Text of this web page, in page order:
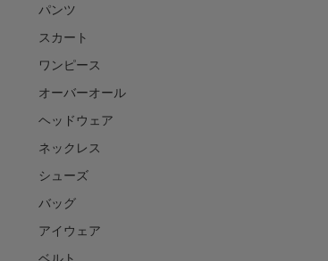
パンツ
スカート
ワンピース
オーバーオール
ヘッドウェア
ネックレス
シューズ
バッグ
アイウェア
ベルト